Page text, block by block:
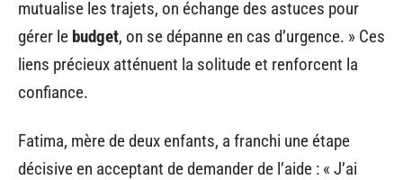
mutualise les trajets, on échange des astuces pour
gérer le budget, on se dépanne en cas d’urgence. » Ces
liens précieux atténuent la solitude et renforcent la
confiance.
Fatima, mère de deux enfants, a franchi une étape
décisive en acceptant de demander de l’aide : « J’ai